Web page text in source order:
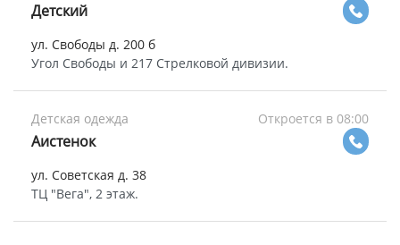
Детский
ул. Свободы д. 200 б
Угол Свободы и 217 Стрелковой дивизии.
Детская одежда Откроется в 08:00
Аистенок
ул. Советская д. 38
ТЦ "Вега", 2 этаж.